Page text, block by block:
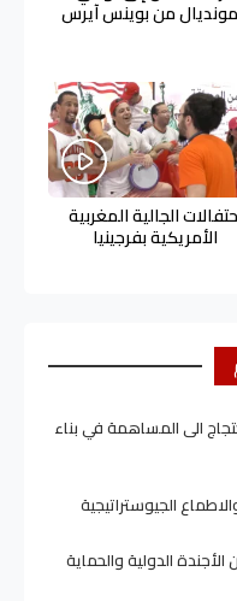
من بوينس آيرس
الجالية المغربية
الأمريكية بفرجينيا
الى المساهمة في بناء
الجيوستراتيجية
الدولية والحماية